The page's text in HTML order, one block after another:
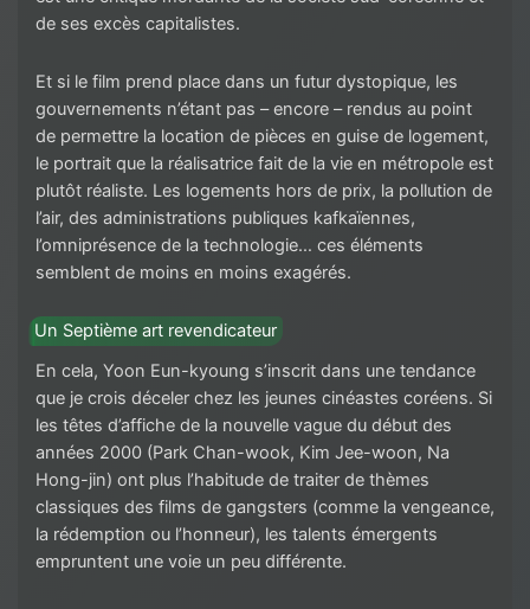
de ses excès capitalistes.
Et si le film prend place dans un futur dystopique, les
gouvernements n’étant pas – encore – rendus au point
de permettre la location de pièces en guise de logement,
le portrait que la réalisatrice fait de la vie en métropole est
plutôt réaliste. Les logements hors de prix, la pollution de
l’air, des administrations publiques kafkaïennes,
l’omniprésence de la technologie… ces éléments
semblent de moins en moins exagérés.
Un Septième art revendicateur
En cela, Yoon Eun-kyoung s’inscrit dans une tendance
que je crois déceler chez les jeunes cinéastes coréens. Si
les têtes d’affiche de la nouvelle vague du début des
années 2000 (Park Chan-wook, Kim Jee-woon, Na
Hong-jin) ont plus l’habitude de traiter de thèmes
classiques des films de gangsters (comme la vengeance,
la rédemption ou l’honneur), les talents émergents
empruntent une voie un peu différente.